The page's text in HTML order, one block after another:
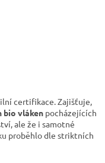
certifikace. Zajišťuje,
bio vláken pocházejících
ale že i samotné
proběhlo dle striktních